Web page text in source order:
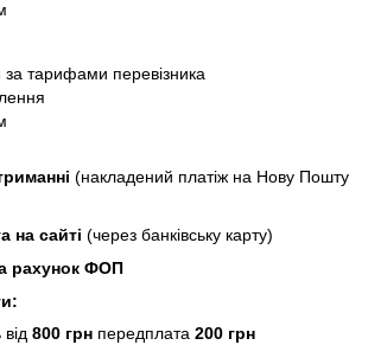
за тарифами перевізника
(накладений платіж на Нову Пошту
на сайті (через банківську карту)
рахунок ФОП
800 грн передплата 200 грн